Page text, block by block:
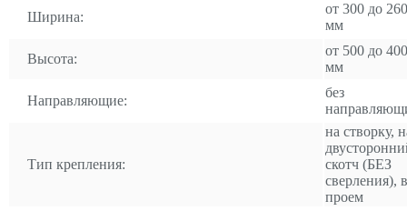
Ширина:
от 300 до
мм
Высота:
от 500 до
мм
Направляющие:
без
Тип крепления:
на створку,
скотч (БЕЗ
сверления), в
проем